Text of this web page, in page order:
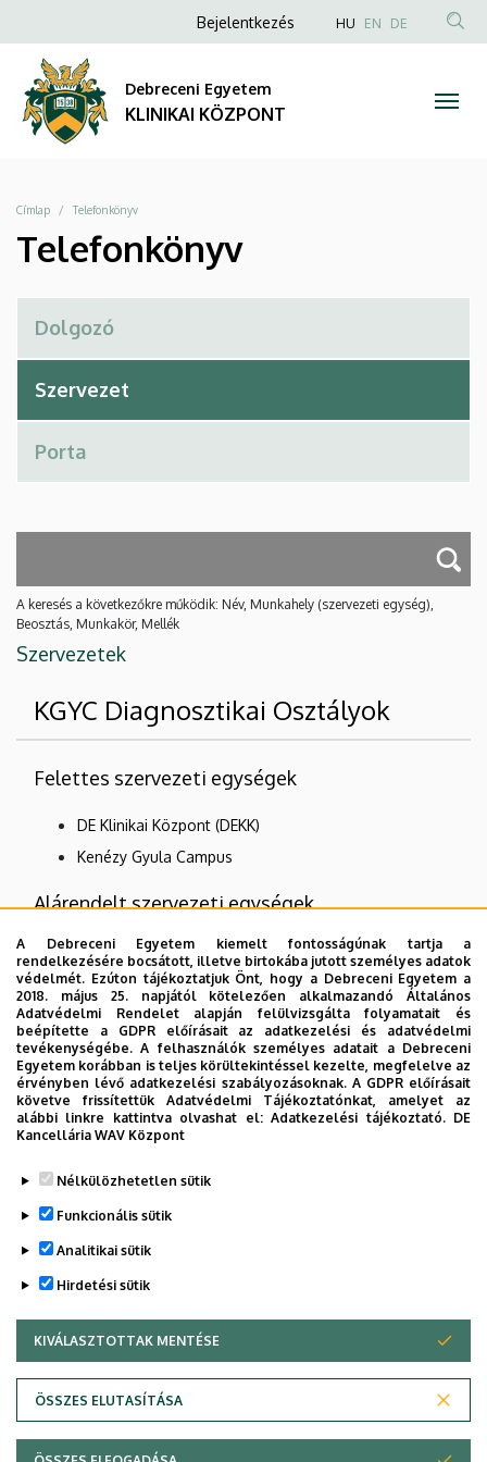
A Debreceni Egyetem kiemelt fontosságúnak tartja a
rendelkezésére bocsátott, illetve birtokába jutott személyes adatok
védelmét. Ezúton tájékoztatjuk Önt, hogy a Debreceni Egyetem a
2018. május 25. napjától kötelezően alkalmazandó Általános
Adatvédelmi Rendelet alapján felülvizsgálta folyamatait és
beépítette a GDPR előírásait az adatkezelési és adatvédelmi
tevékenységébe. A felhasználók személyes adatait a Debreceni
Egyetem korábban is teljes körültekintéssel kezelte, megfelelve az
érvényben lévő adatkezelési szabályozásoknak. A GDPR előírásait
követve frissítettük Adatvédelmi Tájékoztatónkat, amelyet az
alábbi linkre kattintva olvashat el:Adatkezelési tájékoztató. DE
Kancellária WAV Központ
Nélkülözhetetlen sütik
Funkcionális sütik
Analitikai sütik
Hirdetési sütik
KIVÁLASZTOTTAK MENTÉSE
ÖSSZES ELUTASÍTÁSA
WITHDRAW CONSENT
Telefonkönyv
KLINIKAI
KÖZPONT
a
tartalomra
Anonim
fiók
menüje
Bejelentkezés HU EN DE
Debreceni Egyetem
KLINIKAI KÖZPONT
Morzsa
Címlap Telefonkönyv
Telefonkönyv
A keresés a következőkre működik: Név, Munkahely (szervezeti egység),
Beosztás, Munkakör, Mellék
Szervezetek
KGYC Diagnosztikai Osztályok
Felettes szervezeti egységek
DE Klinikai Központ (DEKK)
Kenézy Gyula Campus
Alárendelt szervezeti egységek
Központi Laboratórium
Nincs találat.
Dolgozói adatmódosítás igénylése a DE
telefonkönyvében|Külső személyek rögzítése a
DE telefonkönyvében| Súgó|Hibabejelentés
Adatvédelem